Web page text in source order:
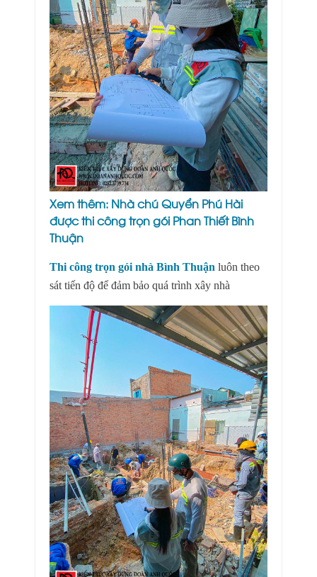
Xem thêm: Nhà chú Quyển Phú Hài
được thi công trọn gói Phan Thiết Bình
Thuận
Thi công trọn gói nhà Bình Thuận luôn theo
sát tiến độ để đảm bảo quá trình xây nhà